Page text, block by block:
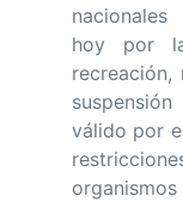
hoy por
válido por